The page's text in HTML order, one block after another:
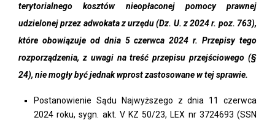
terytorialnego kosztów nieopłaconej pomocy prawnej
udzielonej przez adwokata z urzędu (Dz. U. z 2024 r. poz. 763),
które obowiązuje od dnia 5 czerwca 2024 r. Przepisy tego
rozporządzenia, z uwagi na treść przepisu przejściowego (§
24), nie mogły być jednak wprost zastosowane w tej sprawie.
Postanowienie Sądu Najwyższego z dnia 11 czerwca
2024 roku, sygn. akt. V KZ 50/23, LEX nr 3724693 (SSN